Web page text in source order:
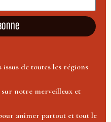
issus de toutes les régions
sur notre merveilleux et
animer partout et tout le